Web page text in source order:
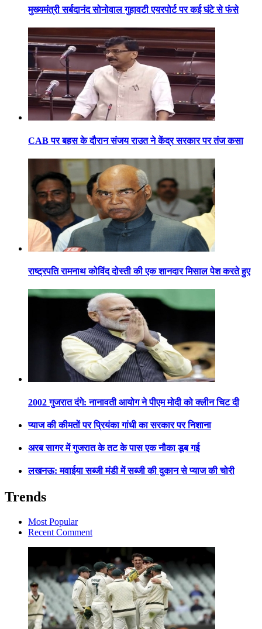
मुख्यमंत्री सर्बदानंद सोनोवाल गुहावटी एयरपोर्ट पर कई घंटे से फंसे
CAB पर बहस के दौरान संजय राउत ने केंद्र सरकार पर तंज कसा
राष्ट्रपति रामनाथ कोविंद दोस्ती की एक शानदार मिसाल पेश करते हुए
2002 गुजरात दंगे: नानावती आयोग ने पीएम मोदी को क्लीन चिट दी
प्याज की कीमतों पर प्रियंका गांधी का सरकार पर निशाना
अरब सागर में गुजरात के तट के पास एक नौका डूब गई
लखनऊ: मवाईया सब्जी मंडी में सब्जी की दुकान से प्याज की चोरी
Trends
Most Popular
Recent Comment